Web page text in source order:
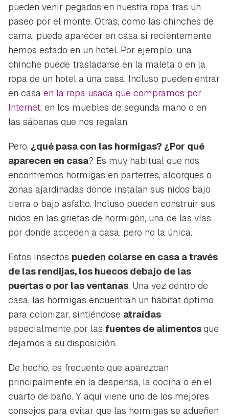
pueden venir pegados en nuestra ropa tras un
paseo por el monte. Otras, como las chinches de
cama, puede aparecer en casa si recientemente
hemos estado en un hotel. Por ejemplo, una
chinche puede trasladarse en la maleta o en la
ropa de un hotel a una casa. Incluso pueden entrar
en casa en la ropa usada que compramos por
Internet, en los muebles de segunda mano o en
las sábanas que nos regalan.
Pero, ¿qué pasa con las hormigas? ¿Por qué
aparecen en casa? Es muy habitual que nos
encontremos hormigas en parterres, alcorques o
zonas ajardinadas donde instalan sus nidos bajo
tierra o bajo asfalto. Incluso pueden construir sus
nidos en las grietas de hormigón, una de las vías
por donde acceden a casa, pero no la única.
Estos insectos pueden colarse en casa a través
de las rendijas, los huecos debajo de las
puertas o por las ventanas. Una vez dentro de
casa, las hormigas encuentran un hábitat óptimo
para colonizar, sintiéndose atraídas
especialmente por las fuentes de alimentosque
dejamos a su disposición.
De hecho, es frecuente que aparezcan
principalmente en la despensa, la cocina o en el
cuarto de baño. Y aquí viene uno de los mejores
consejos para evitar que las hormigas se adueñen